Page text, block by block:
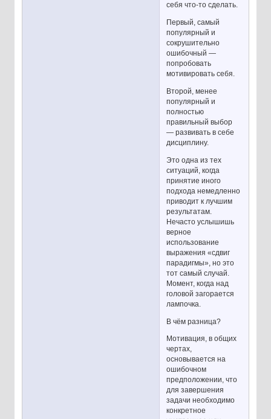
себя что-то сделать.
Первый, самый
популярный и
сокрушительно
ошибочный —
попробовать
мотивировать себя.
Второй, менее
популярный и
полностью
правильный выбор
— развивать в себе
дисциплину.
Это одна из тех
ситуаций, когда
принятие иного
подхода немедленно
приводит к лучшим
результатам.
Нечасто услышишь
верное
использование
выражения «сдвиг
парадигмы», но это
тот самый случай.
Момент, когда над
головой загорается
лампочка.
В чём разница?
Мотивация, в общих
чертах,
основывается на
ошибочном
предположении, что
для завершения
задачи необходимо
конкретное